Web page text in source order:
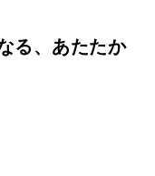
る、あたたか